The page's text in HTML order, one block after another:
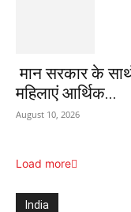
मान सरकार के
महिलाएं आर्थिक...
August 10, 2026
Load more
India